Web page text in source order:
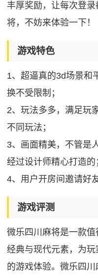
丰厚奖励，让每次登
将，不妨来体验一下！
游戏特色
1、超逼真的3d场景和
换不受限制；
2、玩法多多，满足玩
不同玩法；
3、画面精美，不管是
经过设计师精心打造的
4、用户开房间邀请好
游戏评测
微乐四川麻将是一款
经典与现代元素，为
的游戏体验。微乐四